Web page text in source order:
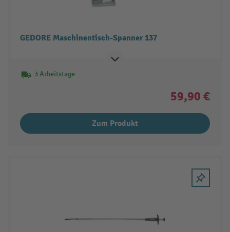
GEDORE Maschinentisch-Spanner 137
3 Arbeitstage
59,90 €
Zum Produkt